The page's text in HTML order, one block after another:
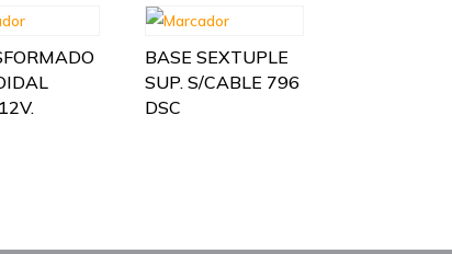
BASE SEXTUPLE
SUP. S/CABLE 796
DSC